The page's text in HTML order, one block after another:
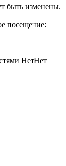
быть изменены.
посещение:
НетНет